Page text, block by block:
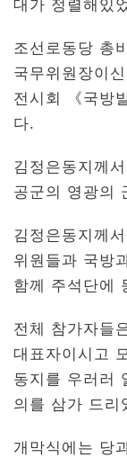
대가 정렬해있
조선로동당 총
국무위원장이
전시회 《국방
다.
김정은동지께
공군의 영광의
김정은동지께
위원들과 국방
함께 주석단에
전체 참가자들
대표자이시고
동지를 우러러
의를 삼가 드리
개막식에는 당